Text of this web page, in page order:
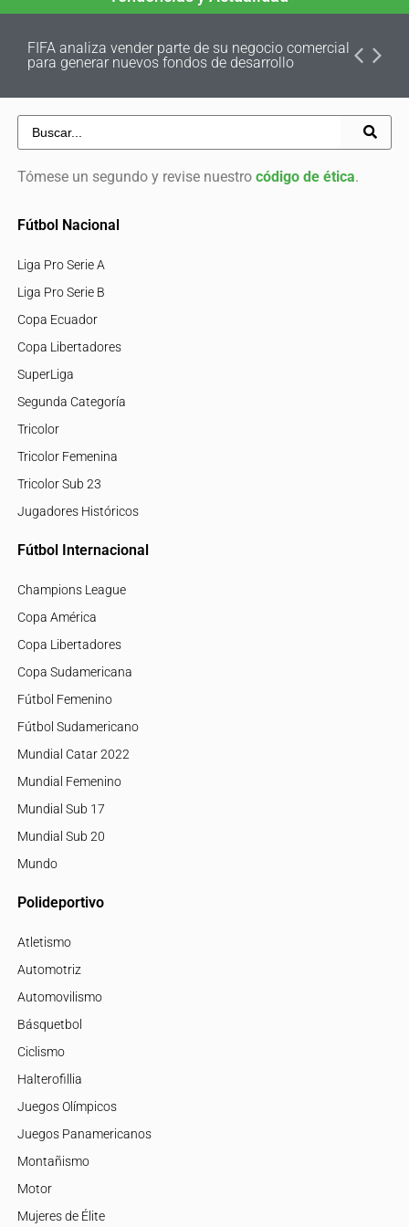
FIFA analiza vender parte de su negocio comercial
para generar nuevos fondos de desarrollo
Tómese un segundo y revise nuestro código de ética.
Fútbol Nacional
Liga Pro Serie A
Liga Pro Serie B
Copa Ecuador
Copa Libertadores
SuperLiga
Segunda Categoría
Tricolor
Tricolor Femenina
Tricolor Sub 23
Jugadores Históricos
Fútbol Internacional
Champions League
Copa América
Copa Libertadores
Copa Sudamericana
Fútbol Femenino
Fútbol Sudamericano
Mundial Catar 2022
Mundial Femenino
Mundial Sub 17
Mundial Sub 20
Mundo
Polideportivo
Atletismo
Automotriz
Automovilismo
Básquetbol
Ciclismo
Halterofillia
Juegos Olímpicos
Juegos Panamericanos
Montañismo
Motor
Mujeres de Élite